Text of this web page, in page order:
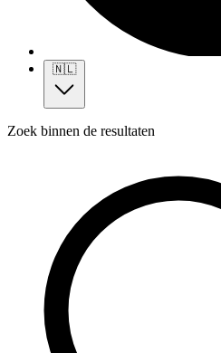
🇳🇱
Zoek binnen de resultaten